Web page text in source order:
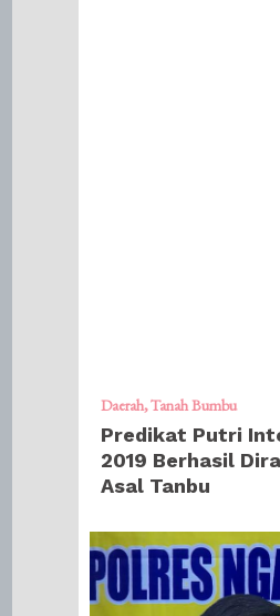
Daerah Tanah Bumbu
Predikat Putri
2019 Berhasil
Asal Tanbu